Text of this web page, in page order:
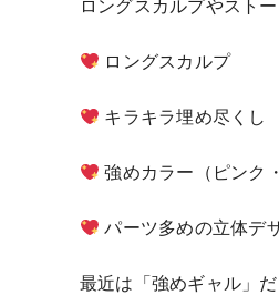
ロングスカルプやスト
ロングスカルプ
キラキラ埋め尽くし
強めカラー（ピンク
パーツ多めの立体デ
最近は「強めギャル」だ